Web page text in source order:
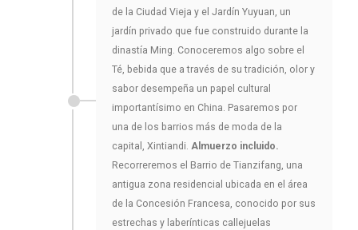
de la Ciudad Vieja y el Jardín Yuyuan, un
jardín privado que fue construido durante la
dinastía Ming. Conoceremos algo sobre el
Té, bebida que a través de su tradición, olor y
sabor desempeña un papel cultural
importantísimo en China. Pasaremos por
una de los barrios más de moda de la
capital, Xintiandi. Almuerzo incluido.
Recorreremos el Barrio de Tianzifang, una
antigua zona residencial ubicada en el área
de la Concesión Francesa, conocido por sus
estrechas y laberínticas callejuelas